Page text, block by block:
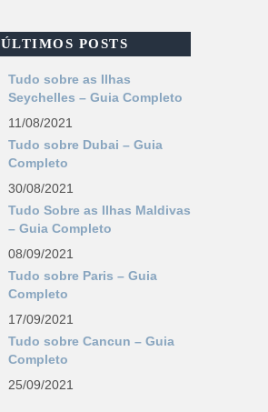
ÚLTIMOS POSTS
Tudo sobre as Ilhas
Seychelles – Guia Completo
11/08/2021
Tudo sobre Dubai – Guia
Completo
30/08/2021
Tudo Sobre as Ilhas Maldivas
– Guia Completo
08/09/2021
Tudo sobre Paris – Guia
Completo
17/09/2021
Tudo sobre Cancun – Guia
Completo
25/09/2021